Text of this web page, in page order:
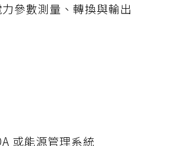
參數測量、轉換與輸出
或能源管理系統